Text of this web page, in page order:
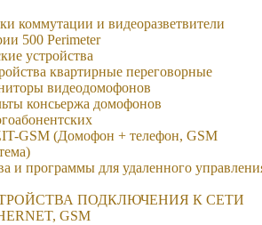
коммутации и видеоразветвители
500 Perimeter
устройства
квартирные переговорные
видеодомофонов
консьержа домофонов
GSM (Домофон + телефон, GSM
и программы для удаленного
ПОДКЛЮЧЕНИЯ К СЕТИ
GSM